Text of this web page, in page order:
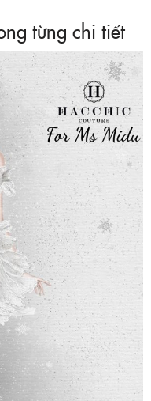
từng chi tiết